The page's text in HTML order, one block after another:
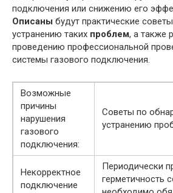
подключения или снижению его
Описаны будут практические
устранению таких проблем, а также
проведению профессиональной
системы газового подключения.
Возможные
причины
нарушения
газового
подключения:
Советы по
устранению
Некорректное
подключение
Периодически
герметичность